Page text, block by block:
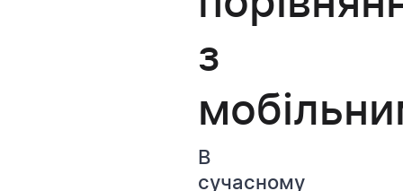
з
В
сучасному